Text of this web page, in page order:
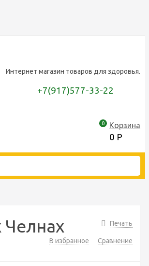
Интернет магазин товаров для здоровья.
+7(917)577-33-22
0 Корзина
0 Р
Печать
В избранное Сравнение